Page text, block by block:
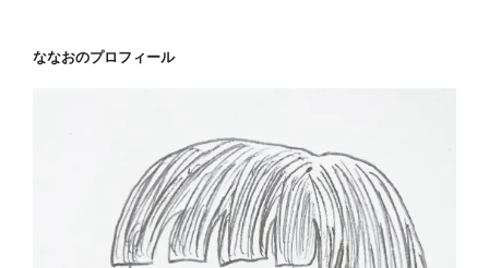
ななおのプロフィール